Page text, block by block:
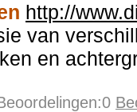
http://
van
en